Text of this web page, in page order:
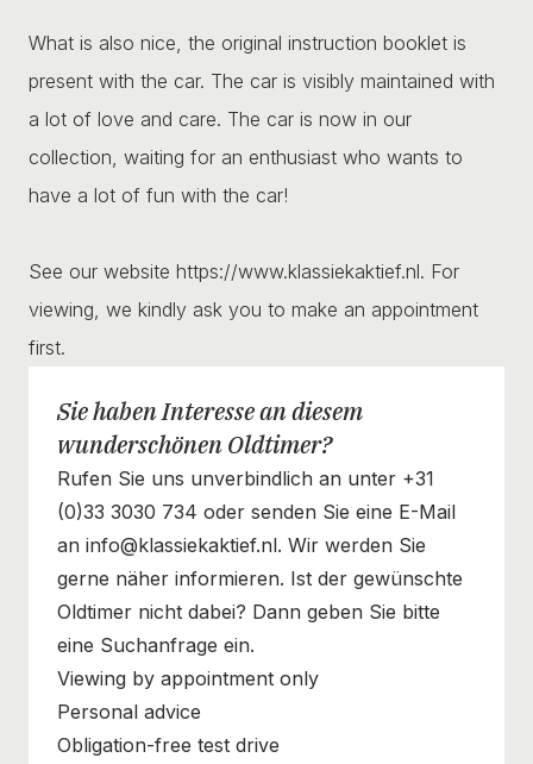
What is also nice, the original instruction booklet is
present with the car. The car is visibly maintained with
a lot of love and care. The car is now in our
collection, waiting for an enthusiast who wants to
have a lot of fun with the car!
See our website https://www.klassiekaktief.nl. For
viewing, we kindly ask you to make an appointment
first.
Sie haben Interesse an diesem
wunderschönen Oldtimer?
Rufen Sie uns unverbindlich an unter +31
(0)33 3030 734 oder senden Sie eine E-Mail
an info@klassiekaktief.nl. Wir werden Sie
gerne näher informieren. Ist der gewünschte
Oldtimer nicht dabei? Dann geben Sie bitte
eine Suchanfrage ein.
Viewing by appointment only
Personal advice
Obligation-free test drive